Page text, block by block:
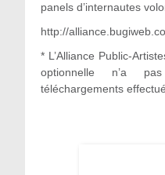
panels d’internautes
http://
* L’Alliance Public-
optionnelle n’a
téléchargements